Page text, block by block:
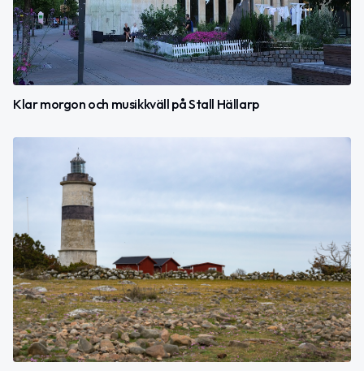
Klar morgon och musikkväll på Stall Hällarp